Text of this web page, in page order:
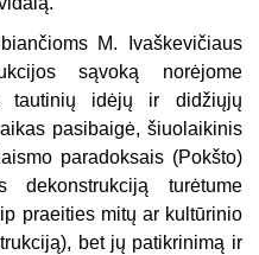
M. Ivaškevičiaus
sąvoką norėjome
tautinių idėjų ir didžiųjų
pasibaigė, šiuolaikinis
paradoksais (Pokšto)
dekonstrukciją turėtume
praeities mitų ar kultūrinio
bet jų patikrinimą ir